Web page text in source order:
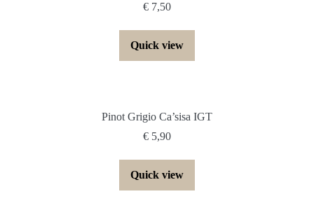
€ 7,50
Quick view
Pinot Grigio Ca’sisa IGT
€ 5,90
Quick view